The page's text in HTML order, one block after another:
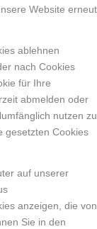
Website erneut
ablehnen
nach Cookies
für Ihre
abmelden oder
nutzen zu
gesetzten Cookies
auf unserer
anzeigen, die von
Sie in den